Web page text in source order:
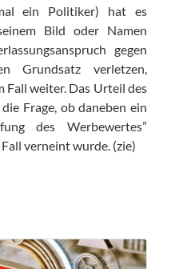
ein Politiker) hat es
Bild oder Namen
gegen
Grundsatz verletzen,
Fall weiter. Das Urteil des
Frage, ob daneben ein
des Werbewertes”
verneint wurde. (zie)